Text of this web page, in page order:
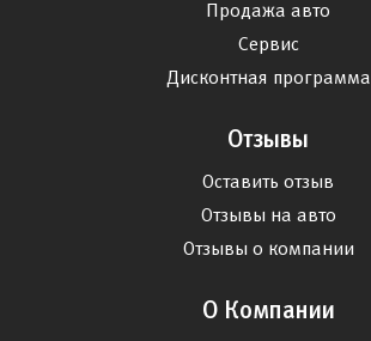
Продажа авто
Сервис
Дисконтная программа
Отзывы
Оставить отзыв
Отзывы на авто
Отзывы о компании
О Компании